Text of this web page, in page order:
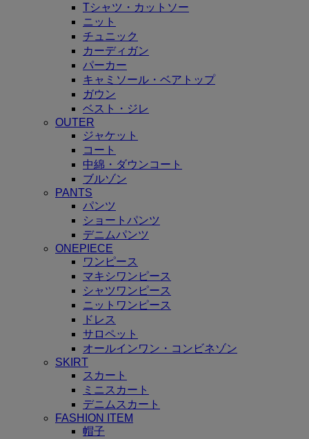
Tシャツ・カットソー
ニット
チュニック
カーディガン
パーカー
キャミソール・ベアトップ
ガウン
ベスト・ジレ
OUTER
ジャケット
コート
中綿・ダウンコート
ブルゾン
PANTS
パンツ
ショートパンツ
デニムパンツ
ONEPIECE
ワンピース
マキシワンピース
シャツワンピース
ニットワンピース
ドレス
サロペット
オールインワン・コンビネゾン
SKIRT
スカート
ミニスカート
デニムスカート
FASHION ITEM
帽子